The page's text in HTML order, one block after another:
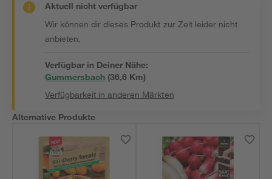
Aktuell nicht verfügbar
Wir können dir dieses Produkt zur Zeit leider nicht
anbieten.
Verfügbar in Deiner Nähe:
Gummersbach (36,6 Km)
Verfügbarkeit in anderen Märkten
Alternative Produkte